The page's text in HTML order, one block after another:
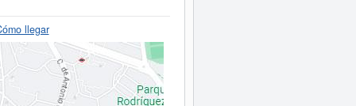
llegar